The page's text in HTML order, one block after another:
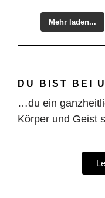
Mehr laden...
DU BIST BEI
…du ein
Körper und Geist